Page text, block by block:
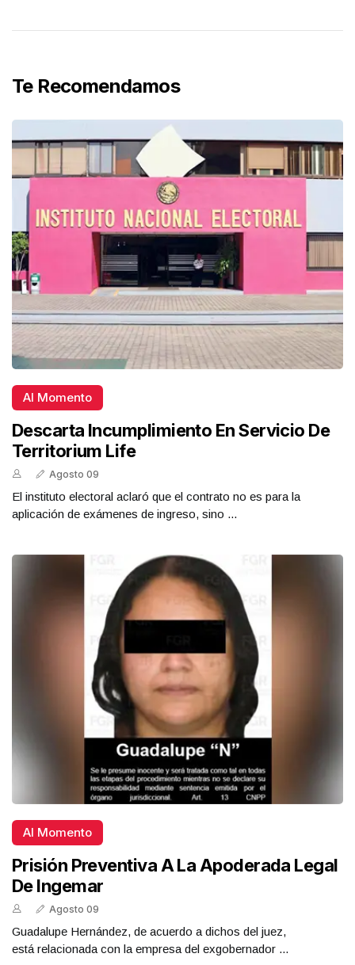
Te Recomendamos
Al Momento
Descarta Incumplimiento En Servicio De
Territorium Life
Agosto 09
El instituto electoral aclaró que el contrato no es para la
aplicación de exámenes de ingreso, sino ...
Al Momento
Prisión Preventiva A La Apoderada Legal
De Ingemar
Agosto 09
Guadalupe Hernández, de acuerdo a dichos del juez,
está relacionada con la empresa del exgobernador ...